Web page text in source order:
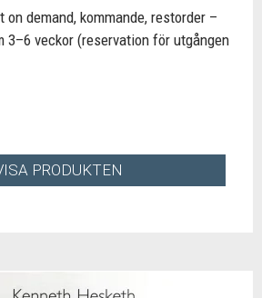
on demand, kommande, restorder –
3–6 veckor (reservation för utgången
PRODUKTEN